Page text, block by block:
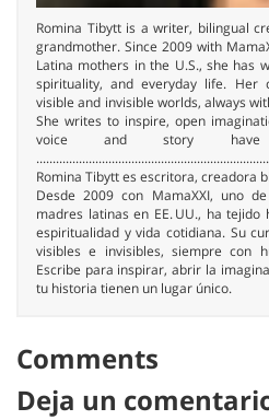
Romina Tibytt is a writer, bilingual
grandmother. Since 2009 with
Latina mothers in the U.S., she has
spirituality, and everyday life. Her
visible and invisible worlds, always
She writes to inspire, open
voice and story
Romina Tibytt es escritora, creadora
Desde 2009 con MamaXXI, uno
madres latinas en EE. UU., ha
espiritualidad y vida cotidiana. Su
visibles e invisibles, siempre con
Escribe para inspirar, abrir la
tu historia tienen un lugar único.
Comments
Deja un